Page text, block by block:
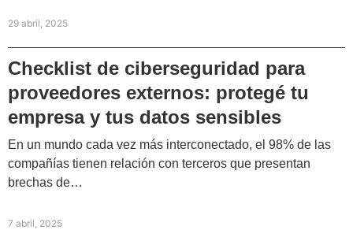
29 abril, 2025
Checklist de ciberseguridad para
proveedores externos: protegé tu
empresa y tus datos sensibles
En un mundo cada vez más interconectado, el 98% de las
compañías tienen relación con terceros que presentan
brechas de…
7 abril, 2025